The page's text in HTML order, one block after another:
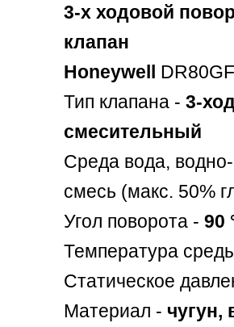
3-х ходовой
клапан
Honeywell
Тип клапана - 3-
смесительный
Среда вода,
смесь (макс. 50%
Угол поворота - 90
Температура
Статическое
Материал - чугун,